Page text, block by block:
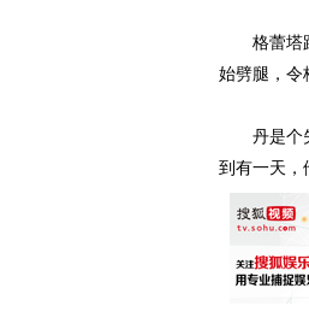
格蕾塔跟
始劈腿，令
丹是个失
到有一天，